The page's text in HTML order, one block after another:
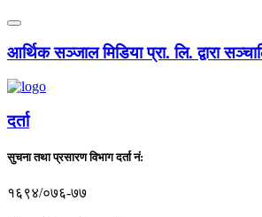
आर्थिक सञ्जाल मिडिया प्रा. लि. द्वारा
दर्ता
सुचना तथा प्रसारण विभाग दर्ता नं:
१६९४/०७६-७७